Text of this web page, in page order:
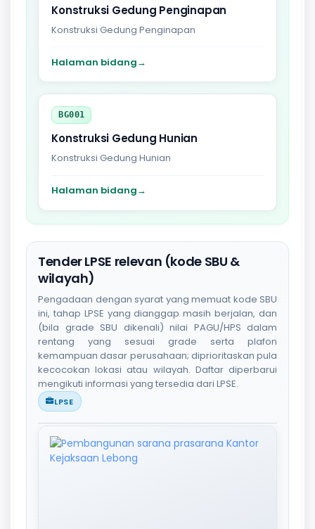
Konstruksi Gedung Penginapan
Konstruksi Gedung Penginapan
Halaman bidang→
BG001
Konstruksi Gedung Hunian
Konstruksi Gedung Hunian
Halaman bidang→
Tender LPSE relevan (kode SBU &
wilayah)
Pengadaan dengan syarat yang memuat kode SBU
ini, tahap LPSE yang dianggap masih berjalan, dan
(bila grade SBU dikenali) nilai PAGU/HPS dalam
rentang yang sesuai grade serta plafon
kemampuan dasar perusahaan; diprioritaskan pula
kecocokan lokasi atau wilayah. Daftar diperbarui
mengikuti informasi yang tersedia dari LPSE.
LPSE